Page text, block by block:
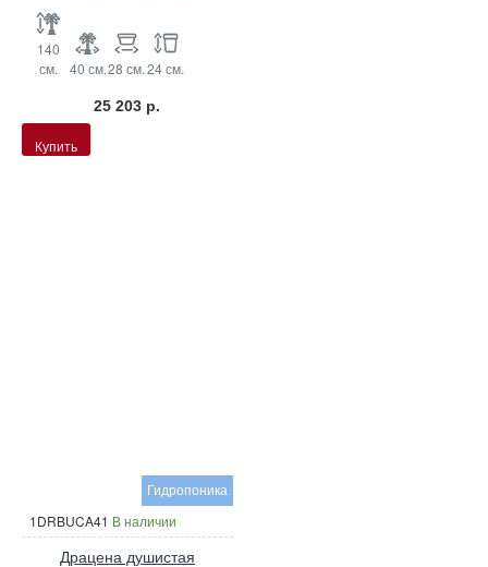
140
см.
40 см.28 см.24 см.
25 203 р.
Купить
Гидропоника
1DRBUCA41 В наличии
Драцена душистая